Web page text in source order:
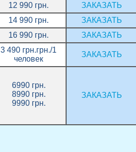
12 990 грн.
ЗАКАЗАТЬ
14 990 грн.
ЗАКАЗАТЬ
16 990 грн.
ЗАКАЗАТЬ
3 490 грн.грн./1
человек
ЗАКАЗАТЬ
6990 грн.
8990 грн.
9990 грн.
ЗАКАЗАТЬ